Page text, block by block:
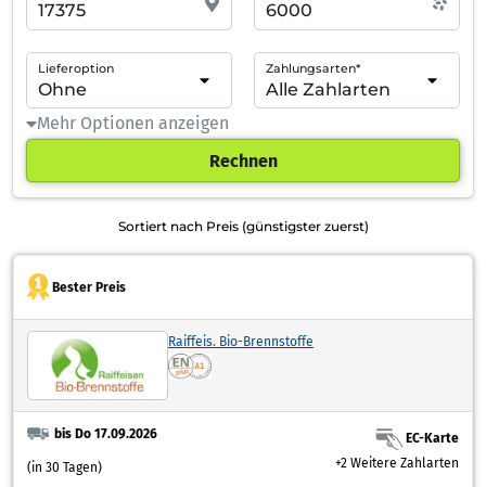
Lieferoption Zahlungsarten*
Mehr Optionen anzeigen
Rechnen
Sortiert nach Preis (günstigster zuerst)
Bester Preis
Raiffeis. Bio-Brennstoffe
bis Do 17.09.2026
(in 30 Tagen)
EC-Karte
+2 Weitere Zahlarten